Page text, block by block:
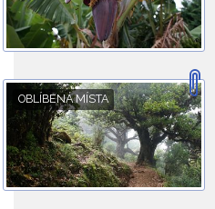
OBLÍBENÁ MÍSTA